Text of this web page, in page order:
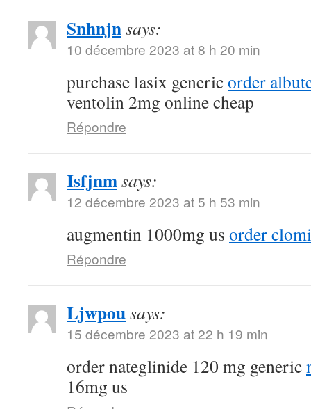
Snhnjnsays:
10 décembre 2023 at 8 h 20 min
purchase lasix genericorder
ventolin 2mg online cheap
Répondre
Isfjnmsays:
12 décembre 2023 at 5 h 53 min
augmentin 1000mg us order
Répondre
Ljwpousays:
15 décembre 2023 at 22 h 19 min
order nateglinide 120 mg generic
16mg us